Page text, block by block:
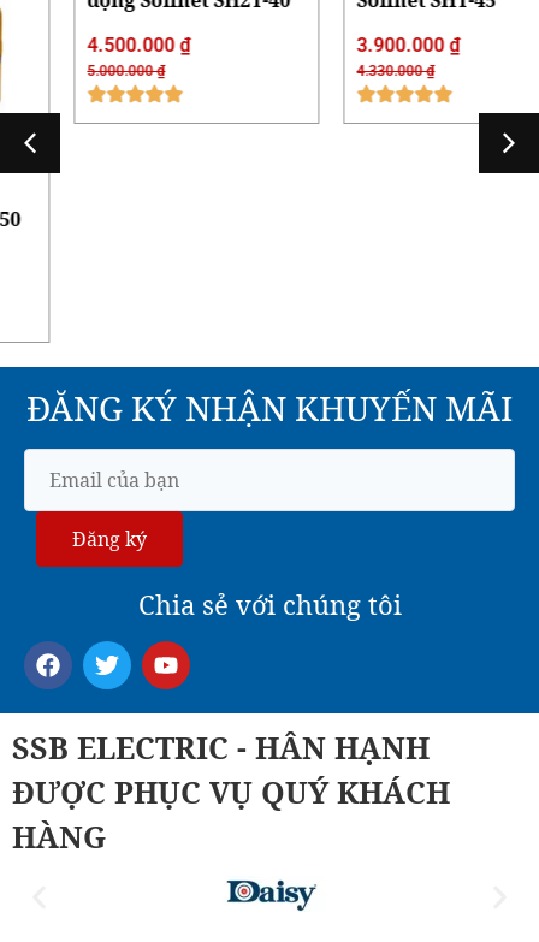
ĐĂNG KÝ NHẬN KHUYẾN MÃI
Đăng ký
Chia sẻ với chúng tôi
SSB ELECTRIC - HÂN HẠNH
ĐƯỢC PHỤC VỤ QUÝ KHÁCH
HÀNG